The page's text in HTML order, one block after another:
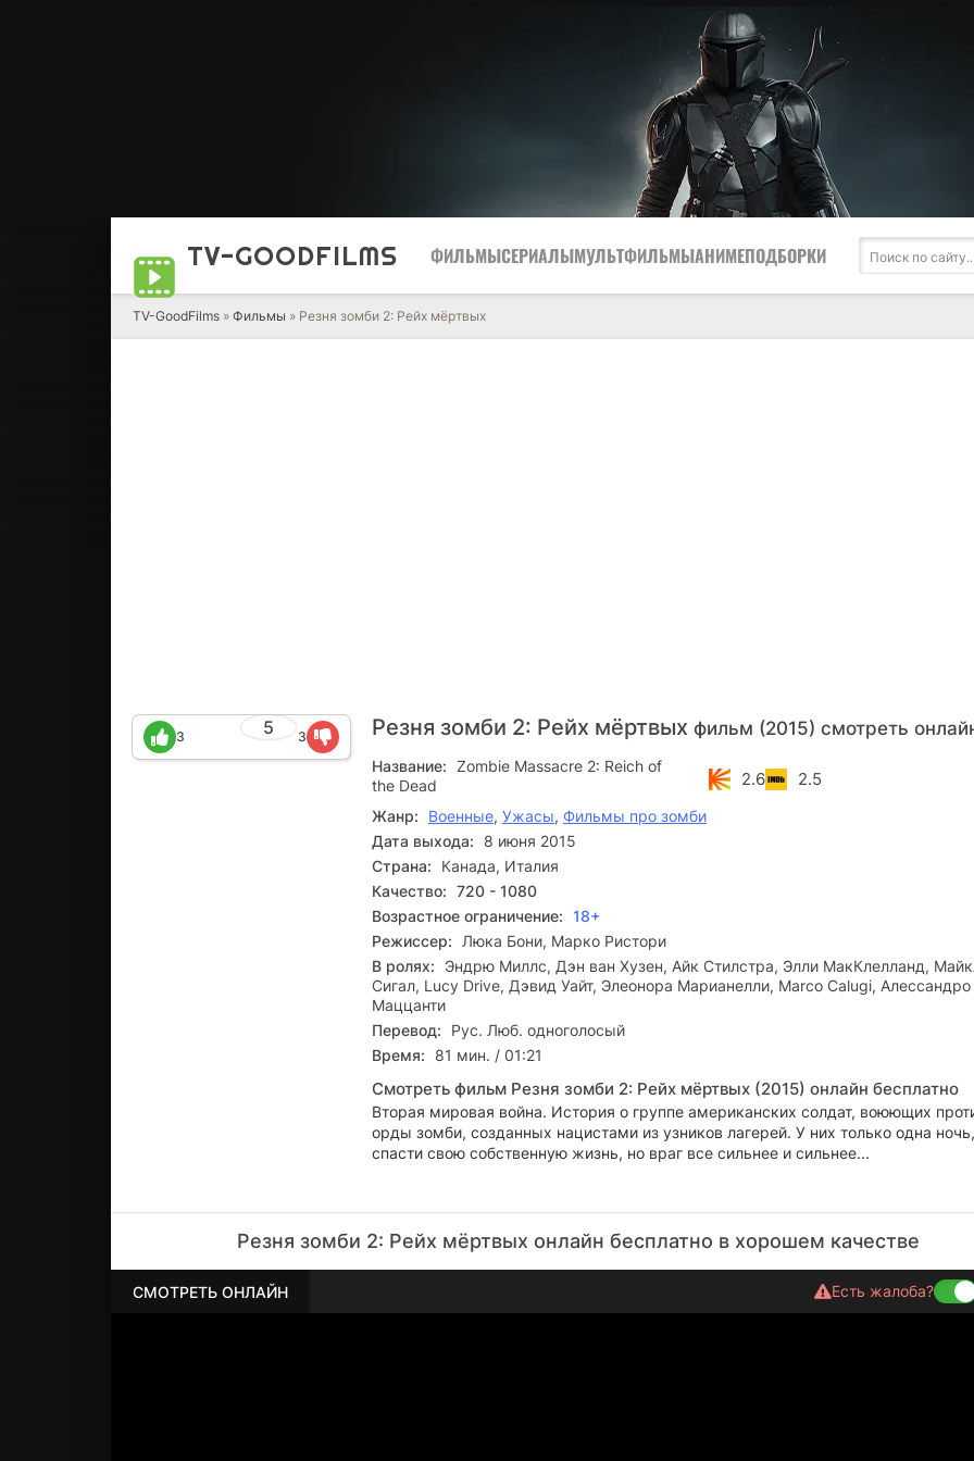
TV-GOODFILMS ФИЛЬМЫСЕРИАЛЫМУЛЬТФИЛЬМЫАНИМЕПОДБОРКИ
TV-GoodFilms » Фильмы » Резня зомби 2: Рейх мёртвых
Резня зомби 2: Рейх мёртвых фильм (2015) смотреть
5
3 3
Название: Zombie Massacre 2: Reich of
the Dead
2.6 2.5
Жанр: Военные, Ужасы, Фильмы про зомби
Дата выхода:
8 июня 2015
Страна:
Канада, Италия
Качество: 720 - 1080
Возрастное ограничение: 18+
Режиссер:
Люка Бони, Марко Ристори
В ролях:
Эндрю Миллс, Дэн ван Хузен, Айк Стилстра, Элли МакКлелланд,
Сигал, Lucy Drive, Дэвид Уайт, Элеонора Марианелли, Marco Calugi, Алессандро
Маццанти
Перевод:
Рус. Люб. одноголосый
Время:
81 мин. / 01:21
Смотреть фильм Резня зомби 2: Рейх мёртвых (2015) онлайн бесплатно
Вторая мировая война. История о группе американских солдат, воюющих
орды зомби, созданных нацистами из узников лагерей. У них только одна
спасти свою собственную жизнь, но враг все сильнее и сильнее...
Резня зомби 2: Рейх мёртвых онлайн бесплатно в хорошем качестве
СМОТРЕТЬ ОНЛАЙН Есть жалоба?